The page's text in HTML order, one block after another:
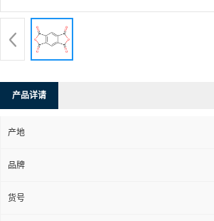
产品详请
产地
品牌
货号